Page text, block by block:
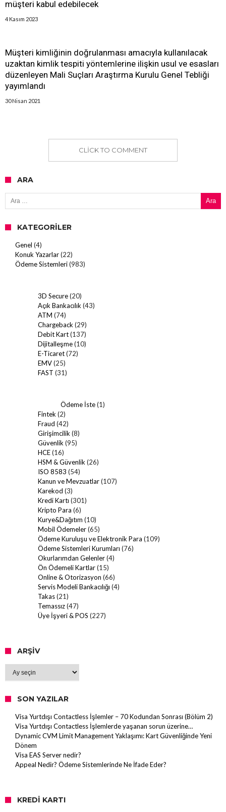
müşteri kabul edebilecek
4 Kasım 2023
Müşteri kimliğinin doğrulanması amacıyla kullanılacak
uzaktan kimlik tespiti yöntemlerine ilişkin usul ve esasları
düzenleyen Mali Suçları Araştırma Kurulu Genel Tebliği
yayımlandı
30 Nisan 2021
CLICK TO COMMENT
ARA
Arama:
KATEGORILER
Genel (4)
Konuk Yazarlar(22)
Ödeme Sistemleri(983)
3D Secure(20)
Açık Bankacılık (43)
ATM (74)
Chargeback (29)
Debit Kart(137)
Dijitalleşme(10)
E-Ticaret(72)
EMV(25)
FAST (31)
Ödeme İste(1)
Fintek (2)
Fraud (42)
Girişimcilik (8)
Güvenlik (95)
HCE(16)
HSM & Güvenlik (26)
ISO 8583 (54)
Kanun ve Mevzuatlar(107)
Karekod (3)
Kredi Kartı (301)
Kripto Para (6)
Kurye&Dağıtım (10)
Mobil Ödemeler(65)
Ödeme Kuruluşu ve Elektronik Para (109)
Ödeme Sistemleri Kurumları (76)
Okurlarımdan Gelenler(4)
Ön Ödemeli Kartlar(15)
Online & Otorizasyon (66)
Servis Modeli Bankacılığı (4)
Takas(21)
Temassız(47)
Üye İşyeri & POS (227)
ARŞIV
SON YAZILAR
Visa Yurtdışı Contactless İşlemler – 70 Kodundan Sonrası (Bölüm 2)
Visa Yurtdışı Contactless İşlemlerde yaşanan sorun üzerine…
Dynamic CVM Limit Management Yaklaşımı: Kart Güvenliğinde Yeni
Dönem
Visa EAS Server nedir?
Appeal Nedir? Ödeme Sistemlerinde Ne İfade Eder?
KREDI KARTI